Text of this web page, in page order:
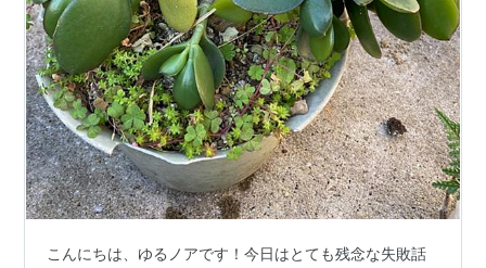
こんにちは、ゆるノアです！今日はとても残念な失敗話